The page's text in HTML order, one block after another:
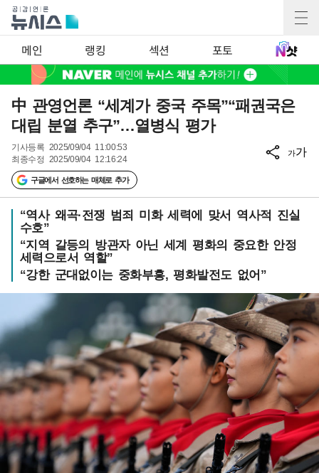
메인 랭킹 섹션 포토
中 관영언론 “세계가 중국 주목”“패권국은
대립 분열 추구”…열병식 평가
기사등록 2025/09/04 11:00:53
최종수정 2025/09/04 12:16:24
구글에서 선호하는 매체로 추가
가가
“역사 왜곡·전쟁 범죄 미화 세력에 맞서 역사적 진실
수호”
“지역 갈등의 방관자 아닌 세계 평화의 중요한 안정
세력으로서 역할”
“강한 군대없이는 중화부흥, 평화발전도 없어”